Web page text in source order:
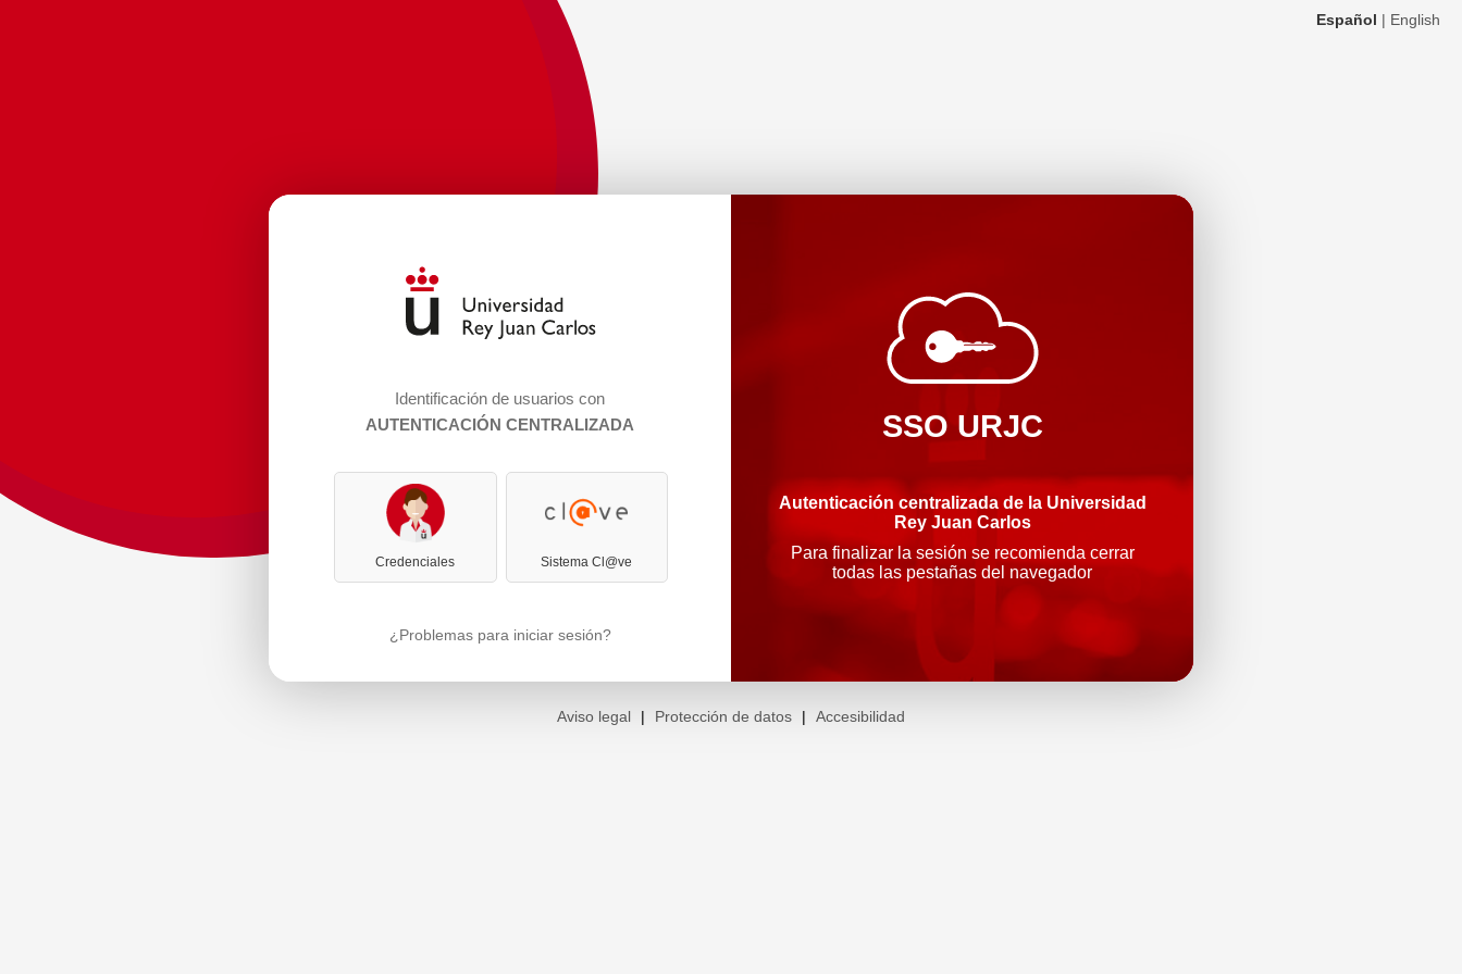
Español | English
Identificación de usuarios con
AUTENTICACIÓN CENTRALIZADA
Credenciales Sistema Cl@ve
¿Problemas para iniciar sesión?
SSO URJC
Autenticación centralizada de la Universidad
Rey Juan Carlos
Para finalizar la sesión se recomienda cerrar
todas las pestañas del navegador
Aviso legal | Protección de datos | Accesibilidad